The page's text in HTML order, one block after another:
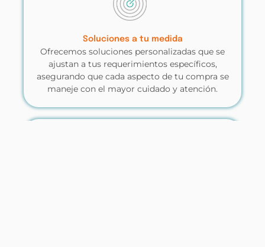
Soluciones a tu medida
Ofrecemos soluciones personalizadas que se
ajustan a tus requerimientos específicos,
asegurando que cada aspecto de tu compra se
maneje con el mayor cuidado y atención.